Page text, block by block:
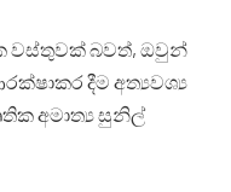
වස්තුවක් බවත්, ඔවුන්
දීම අත්‍යවශ්‍ය
අමාත්‍ය සුනිල්